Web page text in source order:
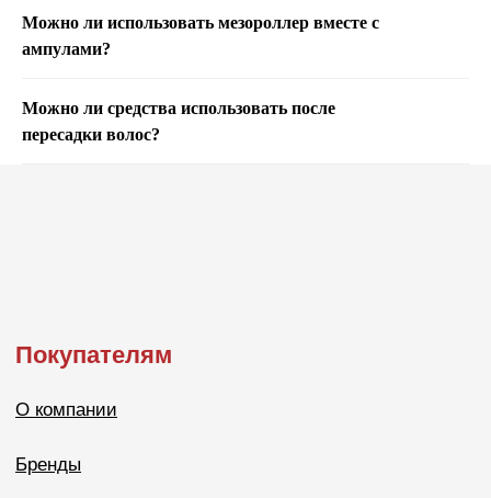
Можно ли использовать мезороллер вместе с
ампулами?
Можно ли средства использовать после
пересадки волос?